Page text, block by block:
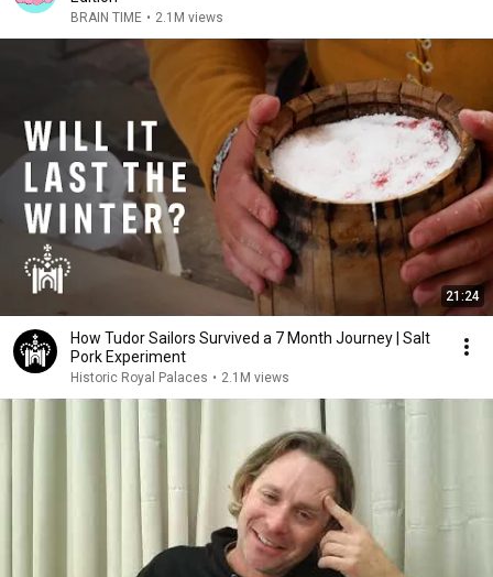
BRAIN TIME • 2.1M views
21:24
How Tudor Sailors Survived a 7 Month Journey | Salt
Pork Experiment
Historic Royal Palaces • 2.1M views